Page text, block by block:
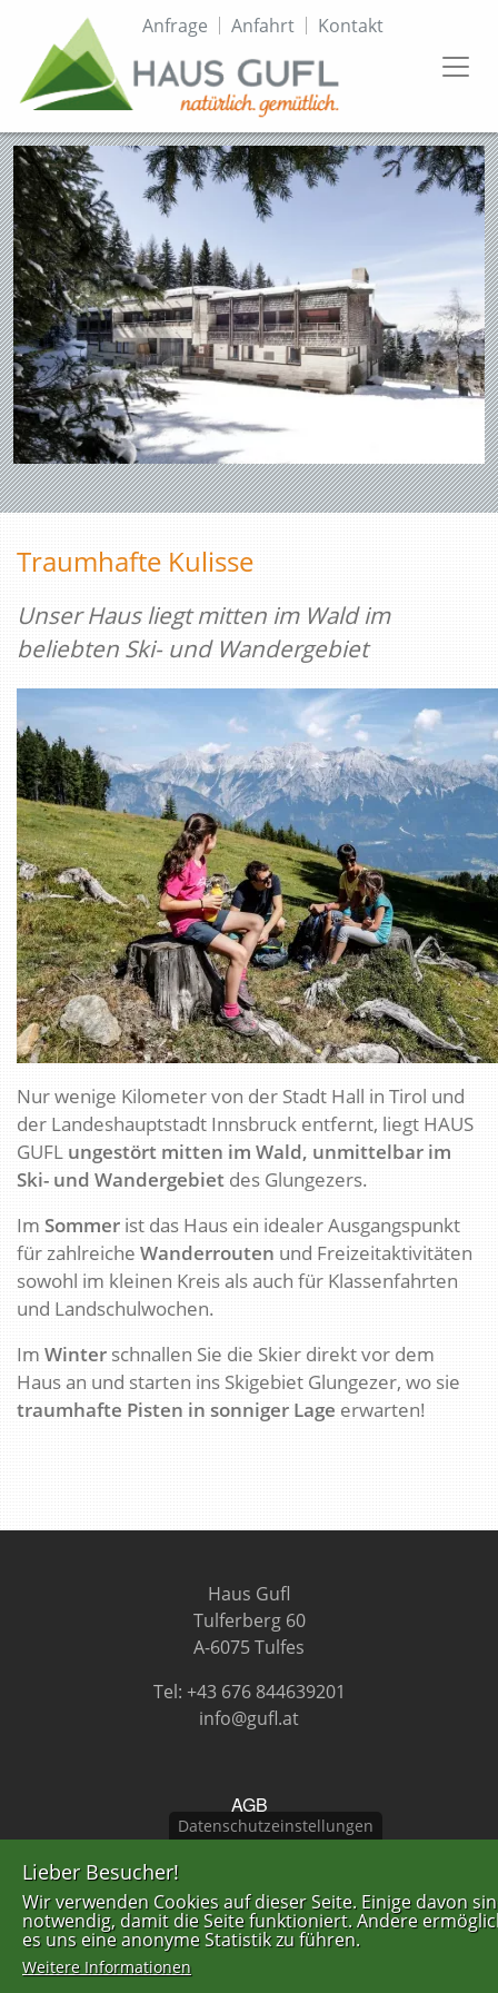
Direkt
Inhalt
TopmenüAnfrage Anfahrt Kontakt
Traumhafte Kulisse
Unser Haus liegt mitten im Wald im
beliebten Ski- und Wandergebiet
Nur wenige Kilometer von der Stadt Hall in Tirol und
der Landeshauptstadt Innsbruck entfernt, liegt HAUS
GUFL ungestört mitten im Wald, unmittelbar im
Ski- und Wandergebiet des Glungezers.
Im Sommer ist das Haus ein idealer Ausgangspunkt
für zahlreiche Wanderrouten und Freizeitaktivitäten
sowohl im kleinen Kreis als auch für Klassenfahrten
und Landschulwochen.
Im Winter schnallen Sie die Skier direkt vor dem
Haus an und starten ins Skigebiet Glungezer, wo sie
traumhafte Pisten in sonniger Lage erwarten!
Haus Gufl
Tulferberg 60
A-6075 Tulfes
Tel: +43 676 844639201
info@gufl.at
AGB
Impressum
Datenschutzeinstellungen
Lieber Besucher!
Wir verwenden Cookies auf dieser Seite. Einige davon
notwendig, damit die Seite funktioniert. Andere
es uns eine anonyme Statistik zu führen.
Weitere Informationen